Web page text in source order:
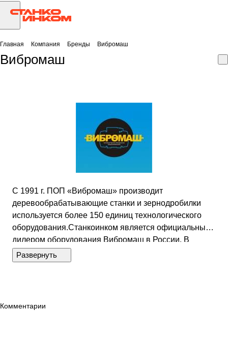
Главная Компания Бренды Вибромаш
Вибромаш
С 1991 г. ПОП «Вибромаш» производит
деревообрабатывающие станки и зернодробилки
используется более 150 единиц технологического
оборудования.Станкоинком является официальным
дилером оборудования Вибромаш в России. В
нашем каталоге товаров Vibromash представлена
большая часть оборудования официального сайта
Комментарии